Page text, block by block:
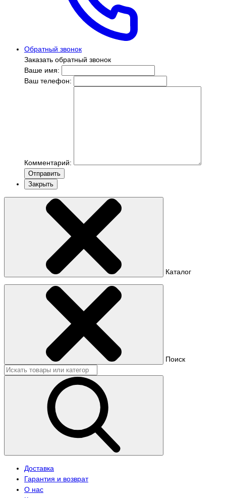
Обратный звонок
Заказать обратный звонок
Ваше имя:
Ваш телефон:
Комментарий:
Отправить
Закрыть
Каталог
Поиск
Доставка
Гарантия и возврат
О нас